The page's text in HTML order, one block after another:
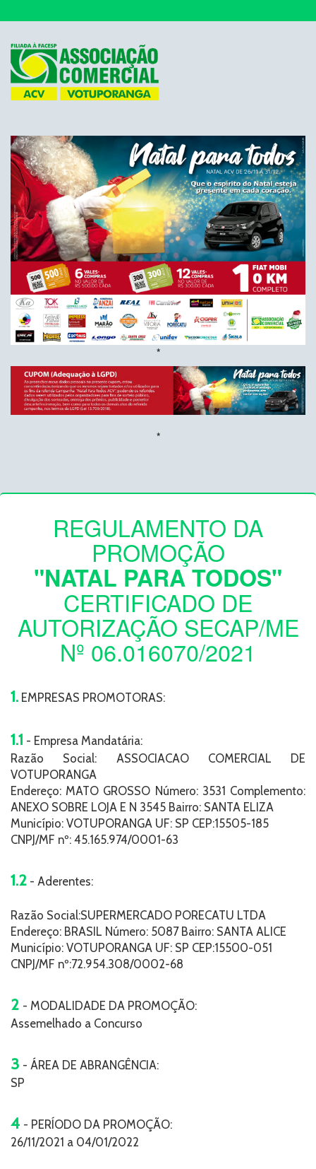
*
*
REGULAMENTO DA
PROMOÇÃO
"NATAL PARA TODOS"
CERTIFICADO DE
AUTORIZAÇÃO SECAP/ME
Nº 06.016070/2021
1. EMPRESAS PROMOTORAS:
1.1 - Empresa Mandatária:
Razão Social: ASSOCIACAO COMERCIAL DE
VOTUPORANGA
Endereço: MATO GROSSO Número: 3531 Complemento:
ANEXO SOBRE LOJA E N 3545 Bairro: SANTA ELIZA
Município: VOTUPORANGA UF: SP CEP:15505-185
CNPJ/MF nº: 45.165.974/0001-63
1.2 - Aderentes:
Razão Social:SUPERMERCADO PORECATU LTDA
Endereço: BRASIL Número: 5087 Bairro: SANTA ALICE
Município: VOTUPORANGA UF: SP CEP:15500-051
CNPJ/MF nº:72.954.308/0002-68
2 - MODALIDADE DA PROMOÇÃO:
Assemelhado a Concurso
3 - ÁREA DE ABRANGÊNCIA:
SP
4 - PERÍODO DA PROMOÇÃO:
26/11/2021 a 04/01/2022